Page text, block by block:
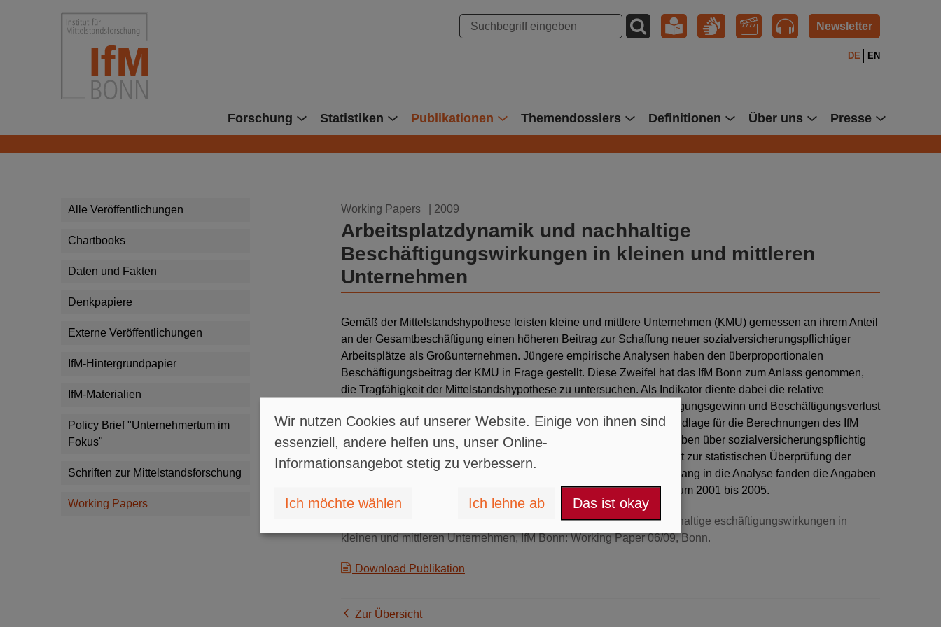
Newsletter
DE EN
Forschung Statistiken Publikationen Themendossiers Definitionen Über uns Presse
Alle Veröffentlichungen
Chartbooks
Daten und Fakten
Denkpapiere
Externe Veröffentlichungen
IfM-Hintergrundpapier
IfM-Materialien
Policy Brief "Unternehmertum im
Fokus"
Schriften zur Mittelstandsforschung
Working Papers
Working Papers 17.12.2009
| 2009
Arbeitsplatzdynamik und nachhaltige
Beschäftigungswirkungen in kleinen und mittleren
Unternehmen
Gemäß der Mittelstandshypothese leisten kleine und mittlere Unternehmen (KMU) gemessen an ihrem Anteil
an der Gesamtbeschäftigung einen höheren Beitrag zur Schaffung neuer sozialversicherungspflichtiger
Arbeitsplätze als Großunternehmen. Jüngere empirische Analysen haben den überproportionalen
Beschäftigungsbeitrag der KMU in Frage gestellt. Diese Zweifel hat das IfM Bonn zum Anlass genommen,
die Tragfähigkeit der Mittelstandshypothese zu untersuchen. Als Indikator diente dabei die relative
Nettoänderungsrate der Beschäftigung (d.h. der Saldo aus Beschäftigungsgewinn und Beschäftigungsverlust
im Verhältnis zu den bereits vorhandenen Arbeitsplätzen). Datengrundlage für die Berechnungen des IfM
Bonn ist das Umsatzsteuerpanel, das durch die Zuspielung der Angaben über sozialversicherungspflichtig
Beschäftigte aus dem Unternehmensregister erstmals die Möglichkeit zur statistischen Überprüfung der
Beschäftigungsentwicklung auf der Unternehmensebene bietet. Eingang in die Analyse fanden die Angaben
aller umsatzsteuerpflichtigen Unternehmen in Deutschland im Zeitraum 2001 bis 2005.
Haunschild, L.; May-Strobl, E. (2009): Arbeitsplatzdynamik und nachhaltige eschäftigungswirkungen in
kleinen und mittleren Unternehmen, IfM Bonn: Working Paper 06/09, Bonn.
Download Publikation
Zur Übersicht
Wir nutzen Cookies auf unserer Website. Einige von ihnen sind
essenziell, andere helfen uns, unser Online-
Informationsangebot stetig zu verbessern.
Ich möchte wählen Ich lehne ab Das ist okay